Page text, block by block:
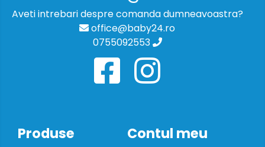
Aveti intrebari despre comanda dumneavoastra?
office@baby24.ro
0755092553
Produse Contul meu